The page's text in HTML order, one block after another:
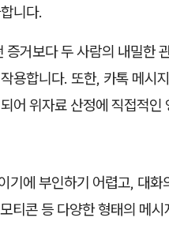
니다.
거보다 두 사람의 내밀한
용합니다. 또한, 카톡 메시
어 위자료 산정에 직접적인
기에 부인하기 어렵고, 대화
티콘 등 다양한 형태의 메